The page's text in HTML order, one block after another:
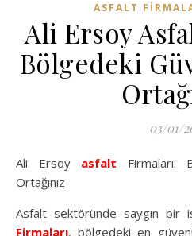
ASFALT
Ali Ersoy
Bölgedeki
03/01/
Ali Ersoy asfalt Firmaları:
Ortağınız
Asfalt sektöründe saygın bir
Firmaları, bölgedeki en